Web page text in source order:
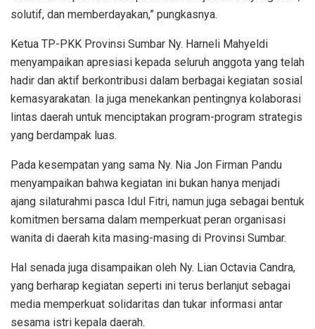
solutif, dan memberdayakan,” pungkasnya.
Ketua TP-PKK Provinsi Sumbar Ny. Harneli Mahyeldi
menyampaikan apresiasi kepada seluruh anggota yang telah
hadir dan aktif berkontribusi dalam berbagai kegiatan sosial
kemasyarakatan. Ia juga menekankan pentingnya kolaborasi
lintas daerah untuk menciptakan program-program strategis
yang berdampak luas.
Pada kesempatan yang sama Ny. Nia Jon Firman Pandu
menyampaikan bahwa kegiatan ini bukan hanya menjadi
ajang silaturahmi pasca Idul Fitri, namun juga sebagai bentuk
komitmen bersama dalam memperkuat peran organisasi
wanita di daerah kita masing-masing di Provinsi Sumbar.
Hal senada juga disampaikan oleh Ny. Lian Octavia Candra,
yang berharap kegiatan seperti ini terus berlanjut sebagai
media memperkuat solidaritas dan tukar informasi antar
sesama istri kepala daerah.